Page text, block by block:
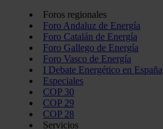
Foros regionales
Foro Andaluz de Energía
Foro Catalán de Energía
Foro Gallego de Energía
Foro Vasco de Energía
I Debate Energético en España
Especiales
COP 30
COP 29
COP 28
Servicios